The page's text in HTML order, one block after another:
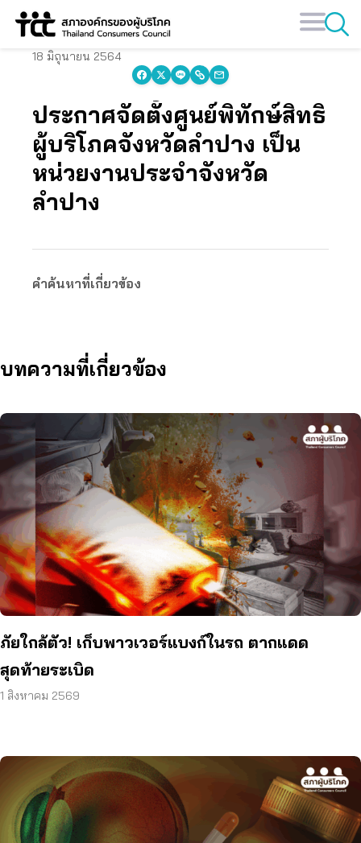
Skip
18 มิถุนายน 2564
ประกาศจัดตั้งศูนย์พิทักษ์สิทธิ
ผู้บริโภคจังหวัดลำปาง เป็น
หน่วยงานประจำจังหวัด
ลำปาง
คำค้นหาที่เกี่ยวข้อง
บทความที่เกี่ยวข้อง
ภัยใกล้ตัว! เก็บพาวเวอร์แบงก์ในรถ ตากแดด
สุดท้ายระเบิด
1 สิงหาคม 2569